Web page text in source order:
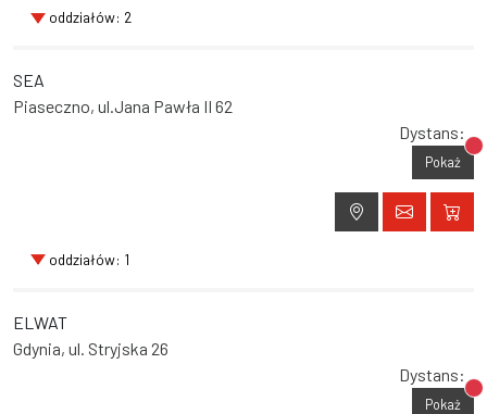
oddziałów: 2
SEA
Piaseczno, ul.Jana Pawła II 62
Dystans:
Pokaż
oddziałów: 1
ELWAT
Gdynia, ul. Stryjska 26
Dystans:
Pokaż